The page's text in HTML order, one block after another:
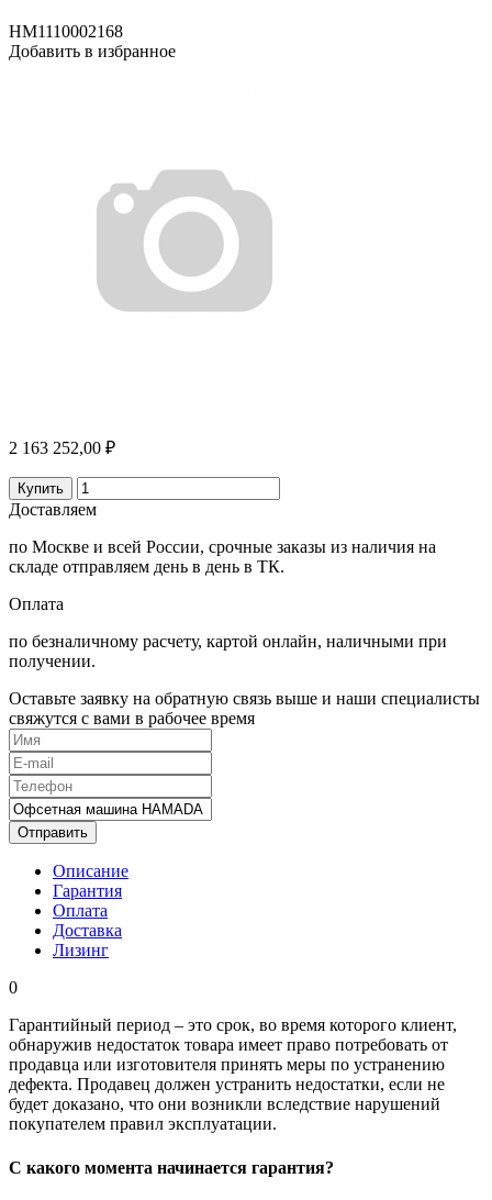
HM1110002168
Добавить в избранное
2 163 252,00 ₽
Купить
Доставляем
по Москве и всей России, срочные заказы из наличия на
складе отправляем день в день в ТК.
Оплата
по безналичному расчету, картой онлайн, наличными при
получении.
Оставьте заявку на обратную связь выше и наши специалисты
свяжутся с вами в рабочее время
Отправить
Описание
Гарантия
Оплата
Доставка
Лизинг
0
Гарантийный период – это срок, во время которого клиент,
обнаружив недостаток товара имеет право потребовать от
продавца или изготовителя принять меры по устранению
дефекта. Продавец должен устранить недостатки, если не
будет доказано, что они возникли вследствие нарушений
покупателем правил эксплуатации.
С какого момента начинается гарантия?